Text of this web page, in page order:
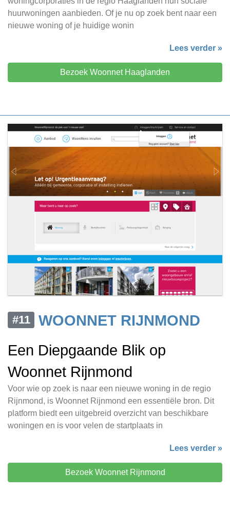
huurwoningen aanbieden. Of je nu op zoek bent naar een
nieuwe woning of je huidige wonin
Lees verder »
Bezoek Woonnet Haaglanden
#11
WOONNET RIJNMOND
Een Diepgaande Blik op
Woonnet Rijnmond
Voor wie op zoek is naar een nieuwe woning in de regio
Rijnmond, is Woonnet Rijnmond een essentiële bron. Dit
platform biedt een uitgebreid overzicht van beschikbare
woningen en is voor velen de startplaats in
Lees verder »
Bezoek Woonnet Rijnmond